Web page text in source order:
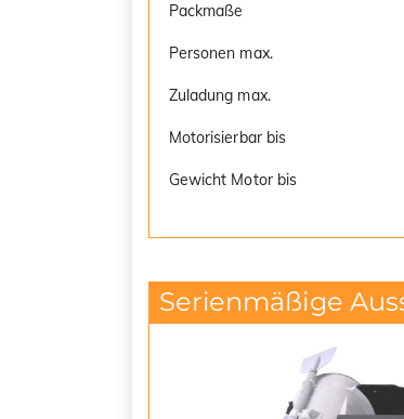
Packmaße
Personen max.
Zuladung max.
Motorisierbar bis
Gewicht Motor bis
Serienmäßige